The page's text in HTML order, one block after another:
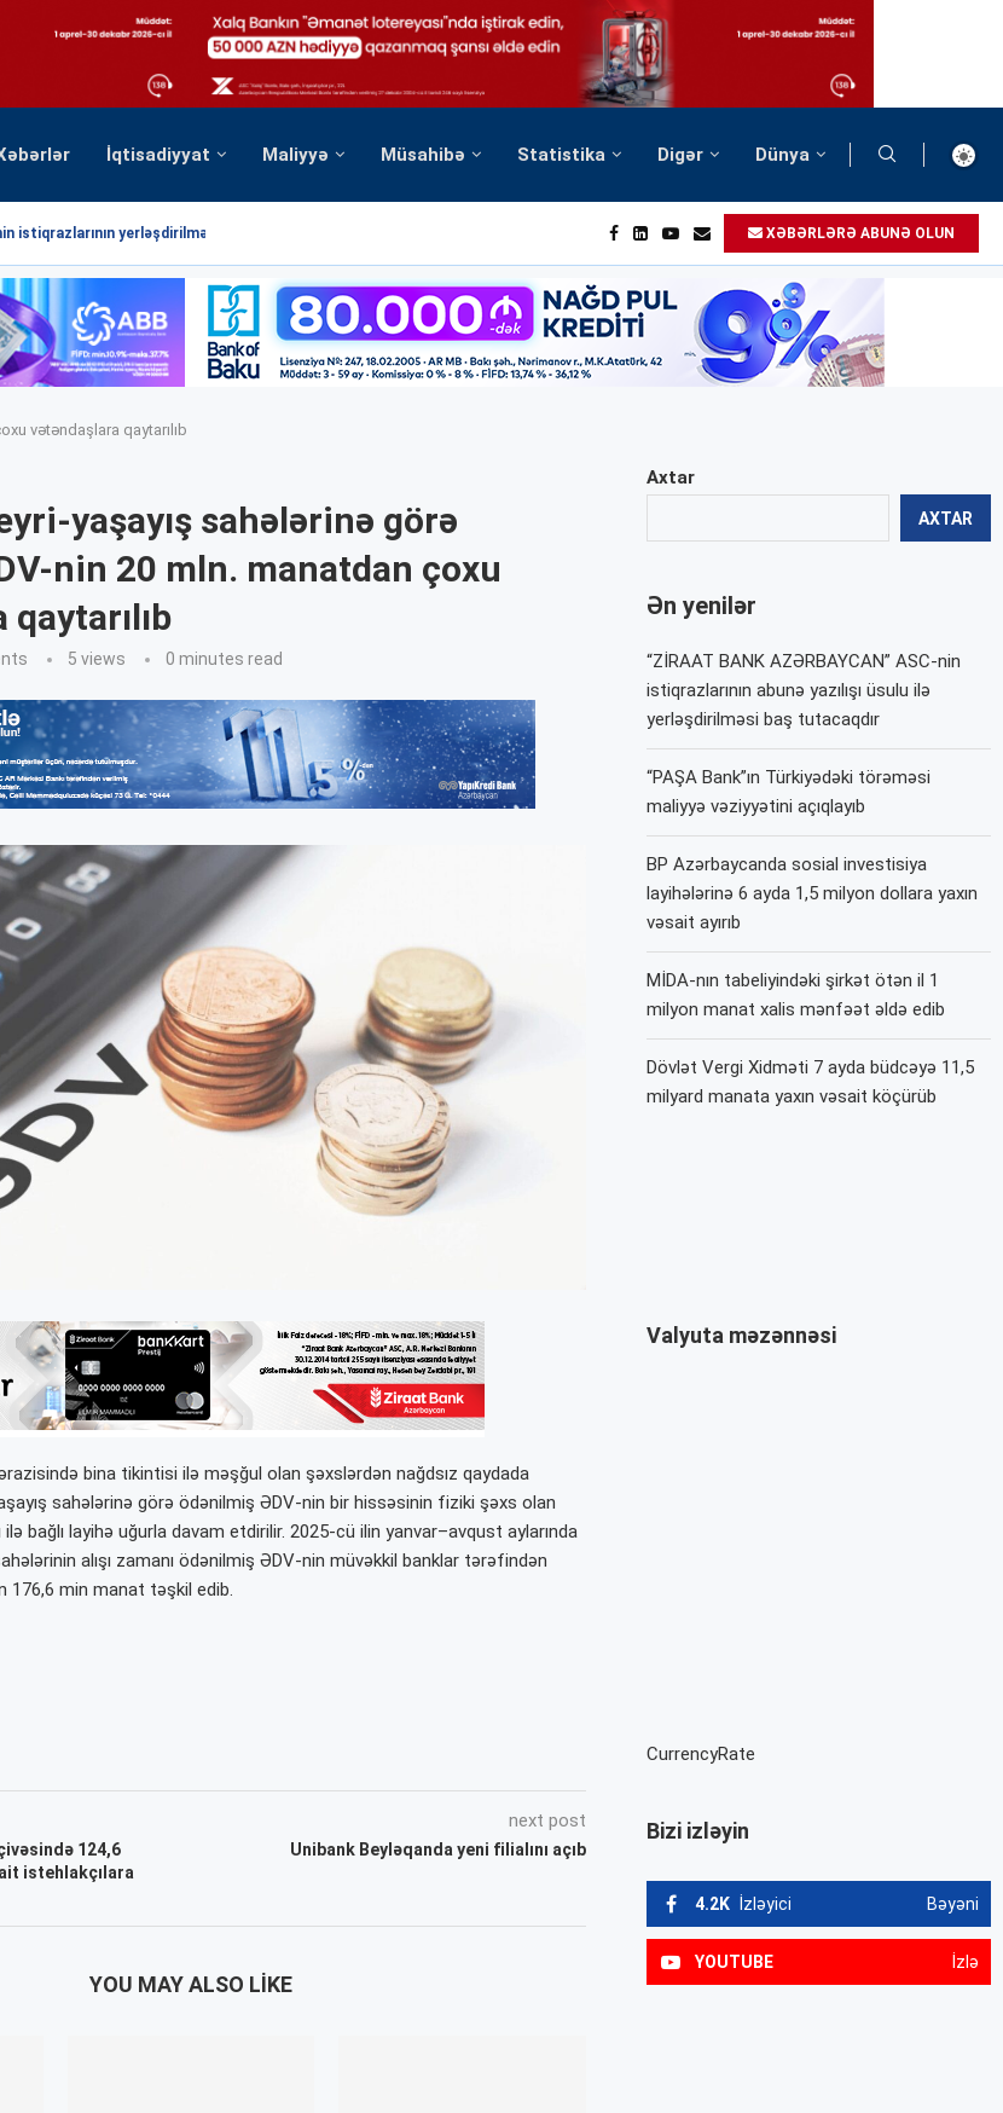
İqtisadiyyat Maliyyə Müsahibə Statistika Digər Dünya
istiqrazlarının yerləşdirilməsi üzrə hərrac yekunlaşmışdır XƏBƏRLƏRƏ ABUNƏ OLUN
vətəndaşlara qaytarılıb
yaşayış sahələrinə görə
nin 20 mln. manatdan çoxu
5 views 0 minutes read
bina tikintisi ilə məşğul olan şəxslərdən nağdsız qaydada
sahələrinə görə ödənilmiş ƏDV-nin bir hissəsinin fiziki şəxs olan
ilə bağlı layihə uğurla davam etdirilir. 2025-cü ilin yanvar–avqust aylarında
alışı zamanı ödənilmiş ƏDV-nin müvəkkil banklar tərəfindən
176,6 min manat təşkil edib.
124,6
istehlakçılara
next post
Unibank Beyləqanda yeni filialını açıb
YOU MAY ALSO LIKE
Axtar
AXTAR
Ən yenilər
“ZİRAAT BANK AZƏRBAYCAN” ASC-nin
istiqrazlarının abunə yazılışı üsulu ilə
yerləşdirilməsi baş tutacaqdır
“PAŞA Bank”ın Türkiyədəki törəməsi
maliyyə vəziyyətini açıqlayıb
BP Azərbaycanda sosial investisiya
layihələrinə 6 ayda 1,5 milyon dollara yaxın
vəsait ayırıb
MİDA-nın tabeliyindəki şirkət ötən il 1
milyon manat xalis mənfəət əldə edib
Dövlət Vergi Xidməti 7 ayda büdcəyə 11,5
milyard manata yaxın vəsait köçürüb
Valyuta məzənnəsi
CurrencyRate
Bizi izləyin
4.2K İzləyici Bəyəni
YOUTUBE İzlə